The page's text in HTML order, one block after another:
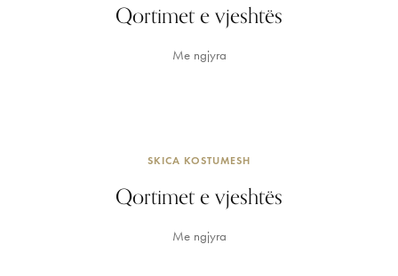
Qortimet e vjeshtës
Me ngjyra
SKICA KOSTUMESH
Qortimet e vjeshtës
Me ngjyra